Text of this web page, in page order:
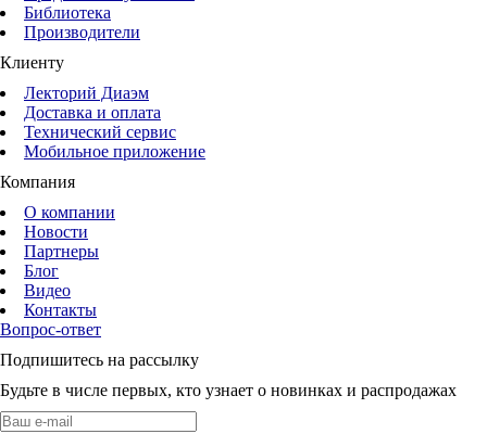
Библиотека
Производители
Клиенту
Лекторий Диаэм
Доставка и оплата
Технический сервис
Мобильное приложение
Компания
О компании
Новости
Партнеры
Блог
Видео
Контакты
Вопрос-ответ
Подпишитесь на рассылку
Будьте в числе первых, кто узнает о новинках и распродажах